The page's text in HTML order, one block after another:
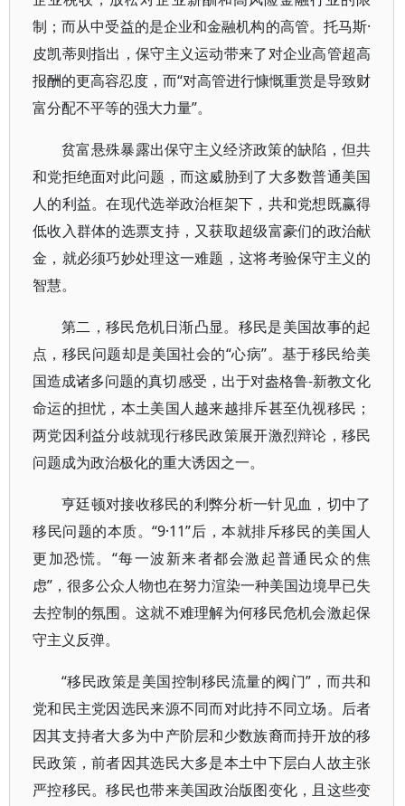
制；而从中受益的是企业和金融机构的高管。托马斯·
皮凯蒂则指出，保守主义运动带来了对企业高管超高
报酬的更高容忍度，而“对高管进行慷慨重赏是导致财
富分配不平等的强大力量”。
贫富悬殊暴露出保守主义经济政策的缺陷，但共
和党拒绝面对此问题，而这威胁到了大多数普通美国
人的利益。在现代选举政治框架下，共和党想既赢得
低收入群体的选票支持，又获取超级富豪们的政治献
金，就必须巧妙处理这一难题，这将考验保守主义的
智慧。
第二，移民危机日渐凸显。移民是美国故事的起
点，移民问题却是美国社会的“心病”。基于移民给美
国造成诸多问题的真切感受，出于对盎格鲁-新教文化
命运的担忧，本土美国人越来越排斥甚至仇视移民；
两党因利益分歧就现行移民政策展开激烈辩论，移民
问题成为政治极化的重大诱因之一。
亨廷顿对接收移民的利弊分析一针见血，切中了
移民问题的本质。“9·11”后，本就排斥移民的美国人
更加恐慌。“每一波新来者都会激起普通民众的焦
虑”，很多公众人物也在努力渲染一种美国边境早已失
去控制的氛围。这就不难理解为何移民危机会激起保
守主义反弹。
“移民政策是美国控制移民流量的阀门”，而共和
党和民主党因选民来源不同而对此持不同立场。后者
因其支持者大多为中产阶层和少数族裔而持开放的移
民政策，前者因其选民大多是本土中下层白人故主张
严控移民。移民也带来美国政治版图变化，且这些变